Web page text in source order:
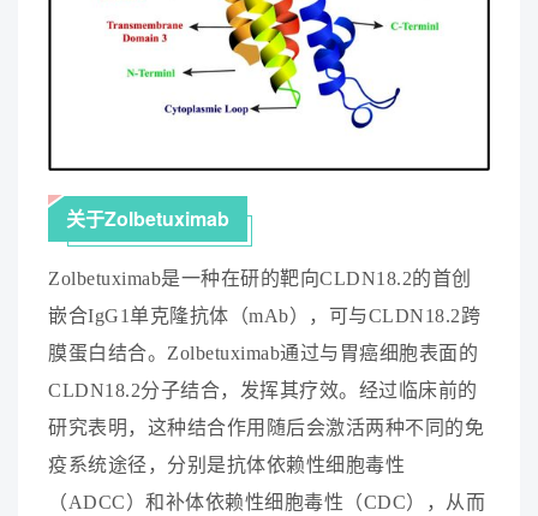
关于Zolbetuximab
Zolbetuximab是一种在研的靶向CLDN1 8.2的首创
嵌合IgG1单克 隆抗体 （mAb） ， 可与CLDN18.2跨
膜蛋白结合。 Zolbetuximab通过与 胃癌细胞表面的
CLDN1 8.2分子结合， 发挥其疗效。 经过 临床前的
研究表明 ， 这种结合作用 随后会激活两种不 同 的免
疫系统途径 ， 分别 是抗体依赖性细 胞毒性
（ADCC） 和补体依赖性细 胞毒性 （CDC） ， 从 而